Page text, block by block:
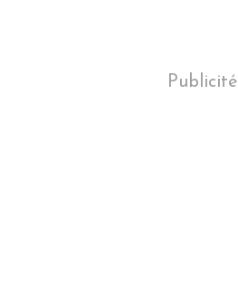
Publicité